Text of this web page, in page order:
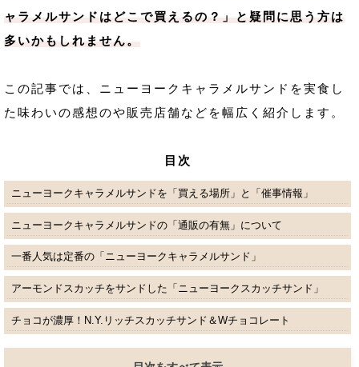
ャラメルサンドはどこで買えるの？」と疑問に思う方は
多いかもしれません。
この記事では、ニューヨークキャラメルサンドを実食し
た味わいの感想のや販売店舗などを幅広く紹介します。
目次
ニューヨークキャラメルサンドを「買える場所」と「催事情報」
ニューヨークキャラメルサンドの「通販の有無」について
一番人気は定番の「ニューヨークキャラメルサンド」
アーモンドスカッチをサンドした「ニューヨークスカッチサンド」
チョコが濃厚！N.Y.リッチスカッチサンド＆Wチョコレート